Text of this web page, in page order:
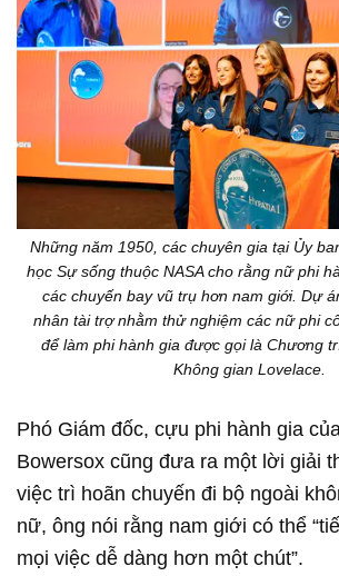
Những năm 1950, các chuyên gia tại Ủy
học Sự sống thuộc NASA cho rằng nữ phi
các chuyến bay vũ trụ hơn nam giới. Dự
nhân tài trợ nhằm thử nghiệm các nữ phi
để làm phi hành gia được gọi là Chương
Không gian Lovelace.
Phó Giám đốc, cựu phi hành gia
Bowersox cũng đưa ra một lời giải
việc trì hoãn chuyến đi bộ ngoài
nữ, ông nói rằng nam giới có thể
mọi việc dễ dàng hơn một chút”.